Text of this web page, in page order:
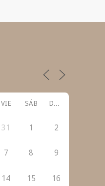
VIE SÁB DOM
31 1 2
7 8 9
14 15 16